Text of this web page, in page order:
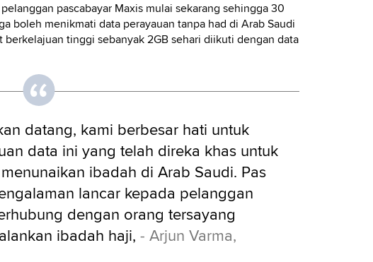
pascabayar Maxis mulai sekarang sehingga 30
boleh menikmati data perayauan tanpa had di Arab Saudi
tinggi sebanyak 2GB sehari diikuti dengan data
datang, kami berbesar hati untuk
data ini yang telah direka khas untuk
ibadah di Arab Saudi. Pas
lancar kepada pelanggan
dengan orang tersayang
ibadah haji, - Arjun Varma,